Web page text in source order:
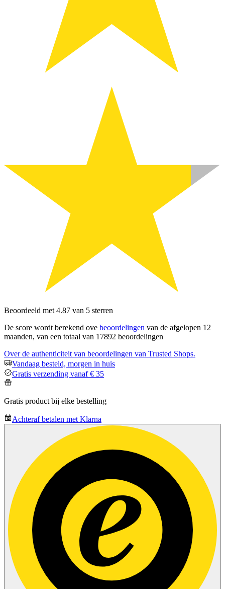
Beoordeeld met 4.87 van 5 sterren
De score wordt berekend ove beoordelingen van de afgelopen 12
maanden, van een totaal van 17892 beoordelingen
Over de authenticiteit van beoordelingen van Trusted Shops.
Vandaag besteld, morgen in huis
Gratis verzending vanaf € 35
Gratis product bij elke bestelling
Achteraf betalen met Klarna